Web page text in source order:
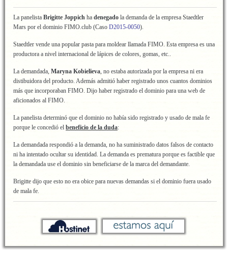
La panelista Brigitte Joppich ha denegado la demanda de la empresa Staedtler
Mars por el dominio FIMO.club (Caso D2015-0050).
Staedtler vende una popular pasta para moldear llamada FIMO. Esta empresa es una
productora a nivel internacional de lápices de colores, gomas, etc..
La demandada, Maryna Kobielieva, no estaba autorizada por la empresa ni era
distibuidora del producto. Además admitió haber registrado unos cuantos dominios
más que incorporaban FIMO. Dijo haber registrado el dominio para una web de
aficionados al FIMO.
La panelista determinó que el dominio no había sido registrado y usado de mala fe
porque le concedió el beneficio de la duda:
La demandada respondió a la demanda, no ha suministrado datos falsos de contacto
ni ha intentado ocultar su identidad. La demanda es prematura porque es factible que
la demandada use el dominio sin beneficiarse de la marca del demandante.
Brigitte dijo que esto no era obice para nuevas demandas si el dominio fuera usado
de mala fe.